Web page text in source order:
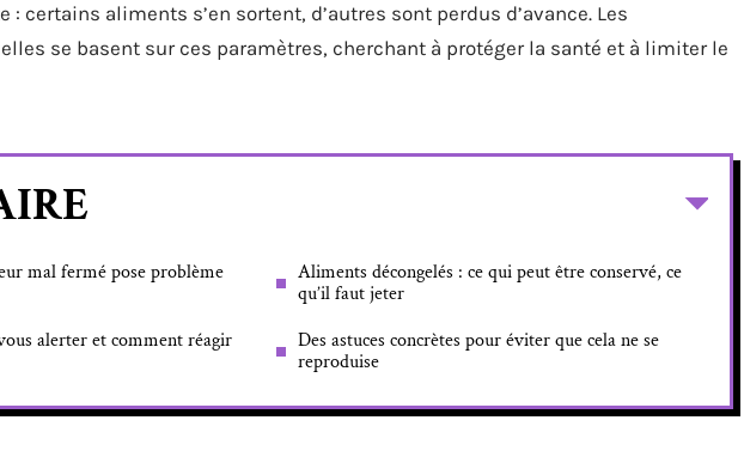
certains aliments s’en sortent, d’autres sont perdus d’avance. Les
se basent sur ces paramètres, cherchant à protéger la santé et à limiter le
mal fermé pose problème
alerter et comment réagir
Aliments décongelés : ce qui peut être conservé, ce
qu’il faut jeter
Des astuces concrètes pour éviter que cela ne se
reproduise